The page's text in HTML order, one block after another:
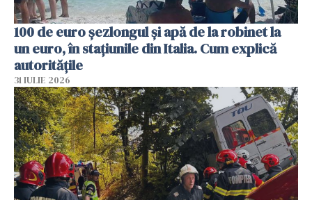
100 de euro șezlongul și apă de la robinet la
un euro, în stațiunile din Italia. Cum explică
autoritățile
31 IULIE 2026